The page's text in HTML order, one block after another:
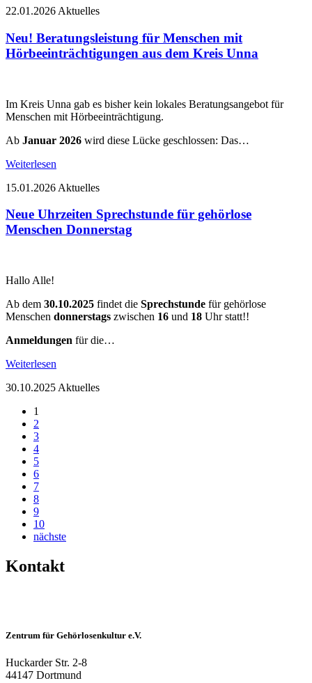
22.01.2026 Aktuelles
Neu! Beratungsleistung für Menschen mit
Hörbeeinträchtigungen aus dem Kreis Unna
Im Kreis Unna gab es bisher kein lokales Beratungsangebot für
Menschen mit Hörbeeinträchtigung.
Ab Januar 2026 wird diese Lücke geschlossen: Das…
Weiterlesen
15.01.2026 Aktuelles
Neue Uhrzeiten Sprechstunde für gehörlose
Menschen Donnerstag
Hallo Alle!
Ab dem 30.10.2025 findet die Sprechstunde für gehörlose
Menschen donnerstags zwischen 16 und 18 Uhr statt!!
Anmeldungen für die…
Weiterlesen
30.10.2025 Aktuelles
1
2
3
4
5
6
7
8
9
10
nächste
Kontakt
Zentrum für Gehörlosenkultur e.V.
Huckarder Str. 2-8
44147 Dortmund